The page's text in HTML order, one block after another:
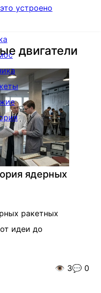
устроено
двигатели
ядерных
ракетных
идеи до
👁️ 3💬 0